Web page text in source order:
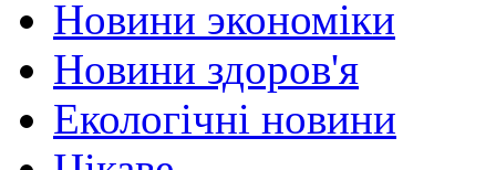
Новини экономіки
Новини здоров'я
Екологічні новини